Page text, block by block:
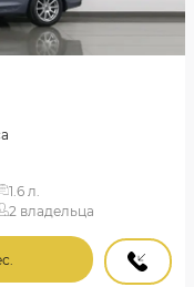
1.6 л.
2 владельца